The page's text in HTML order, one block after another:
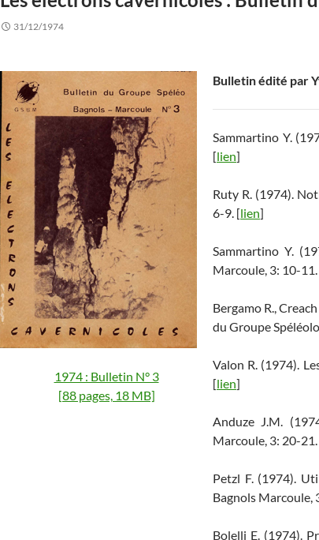
31/12/1974
1974 : Bulletin N° 3
[88 pages, 18 MB]
Bulletin édité par
Sammartino Y.
[lien]
Ruty R. (1974).
6-9. [lien]
Sammartino Y.
Marcoule, 3: 10-11.
Bergamo R.,
du Groupe
Valon R. (1974).
[lien]
Anduze J.M.
Marcoule, 3: 20-21.
Petzl F. (1974).
Bagnols Marcoule,
Bolelli E. (1974).